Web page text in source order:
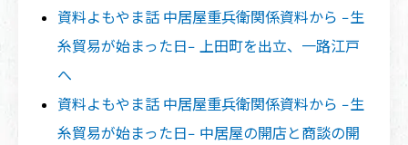
資料よもやま話 中居屋重兵衛関係資料から −生
糸貿易が始まった日− 上田町を出立、一路江戸
へ
資料よもやま話 中居屋重兵衛関係資料から −生
糸貿易が始まった日− 中居屋の開店と商談の開